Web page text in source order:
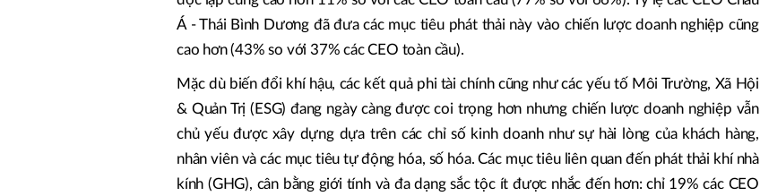
Á - Thái Bình Dương đã đưa các mục tiêu phát thải này vào chiến lược doanh nghiệp cũng
cao hơn (43% so với 37% các CEO toàn cầu).
Mặc dù biến đổi khí hậu, các kết quả phi tài chính cũng như các yếu tố Môi Trường, Xã Hội
& Quản Trị (ESG) đang ngày càng được coi trọng hơn nhưng chiến lược doanh nghiệp vẫn
chủ yếu được xây dựng dựa trên các chỉ số kinh doanh như sự hài lòng của khách hàng,
nhân viên và các mục tiêu tự động hóa, số hóa. Các mục tiêu liên quan đến phát thải khí nhà
kính (GHG), cân bằng giới tính và đa dạng sắc tộc ít được nhắc đến hơn: chỉ 19% các CEO